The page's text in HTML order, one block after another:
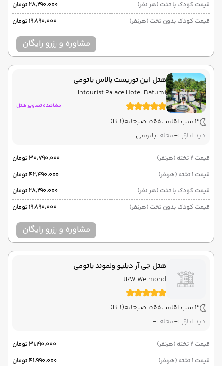
قیمت کودک با تخت (هر نفر)
۲۸٬۲۹۰٬۰۰۰ تومان
قیمت کودک بدون تخت (هرنفر)
۱۹٬۸۹۰٬۰۰۰ تومان
مشاوره و رزرو رایگان
هتل این توریست پالاس باتومی
Intourist Palace Hotel Batumi
مشاهده تصاویر هتل
3 شب اقامت فقط صبحانه(BB)
دید اتاق :-محله :باتومی
قیمت 2 تخته (هرنفر)
۳۰٬۷۹۰٬۰۰۰ تومان
قیمت 1 تخته (هرنفر)
۴۲٬۴۹۰٬۰۰۰ تومان
قیمت کودک با تخت (هر نفر)
۲۸٬۲۹۰٬۰۰۰ تومان
قیمت کودک بدون تخت (هرنفر)
۱۹٬۸۹۰٬۰۰۰ تومان
مشاوره و رزرو رایگان
هتل جی آر دبلیو ولموند باتومی
JRW Welmond
3 شب اقامت فقط صبحانه(BB)
دید اتاق :-محله :-
قیمت 2 تخته (هرنفر)
۳۱٬۱۹۰٬۰۰۰ تومان
قیمت 1 تخته (هرنفر)
۴۱٬۹۹۰٬۰۰۰ تومان